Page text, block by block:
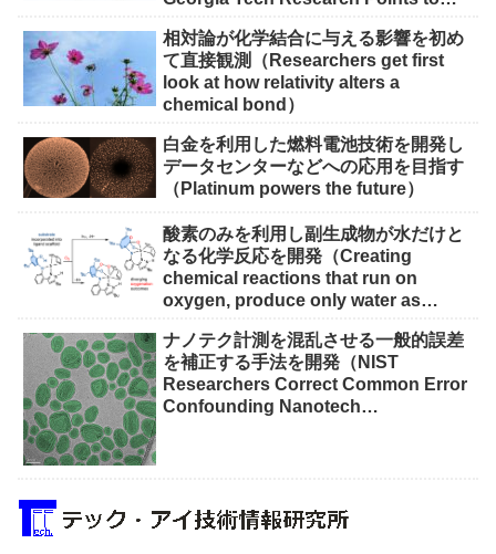
相対論が化学結合に与える影響を初め
て直接観測（Researchers get first
look at how relativity alters a
chemical bond）
白金を利用した燃料電池技術を開発し
データセンターなどへの応用を目指す
（Platinum powers the future）
酸素のみを利用し副生成物が水だけと
なる化学反応を開発（Creating
chemical reactions that run on
oxygen, produce only water as
ナノテク計測を混乱させる一般的誤差
を補正する手法を開発（NIST
Researchers Correct Common Error
Confounding Nanotech